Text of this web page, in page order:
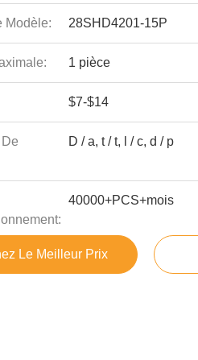
Modèle: 28SHD4201-15P
1 pièce
$7-$14
D / a, t / t, l / c, d / p
40000+PCS+mois
Le Meilleur Prix